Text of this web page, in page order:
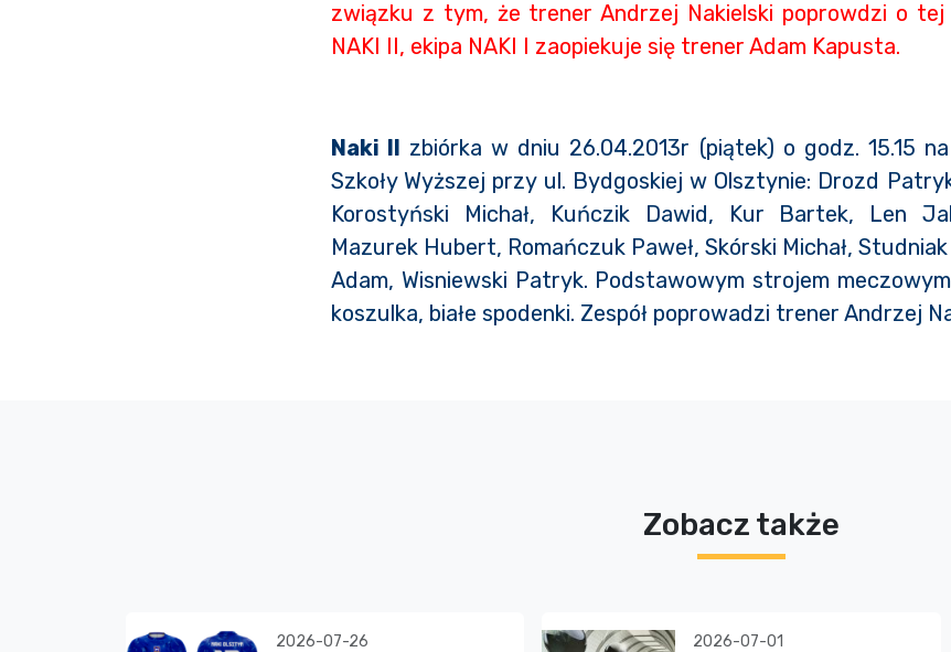
związku z tym, że trener Andrzej Nakielski poprowdzi o tej
NAKI II, ekipa NAKI I zaopiekuje się trener Adam Kapusta.
Naki II zbiórka w dniu 26.04.2013r (piątek) o godz. 15.15
Szkoły Wyższej przy ul. Bydgoskiej w Olsztynie: Drozd
Korostyński Michał, Kuńczik Dawid, Kur Bartek, Len
Mazurek Hubert, Romańczuk Paweł, Skórski Michał,
Adam, Wisniewski Patryk. Podstawowym strojem
koszulka, białe spodenki. Zespół poprowadzi trener Andrzej
Zobacz także
2026-07-26 2026-07-01